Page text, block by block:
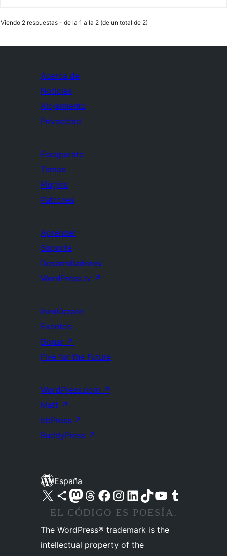
Viendo 2 respuestas - de la 1 a la 2 (de un total de 2)
Acerca de
Noticias
Alojamiento
Privacidad
Escaparate
Temas
Plugins
Patrones
Aprender
Soporte
Desarrolladores
WordPress.tv ↗
Involúcrate
Eventos
Donar ↗
Five for the Future
WordPress.com ↗
Matt ↗
bbPress ↗
BuddyPress ↗
España
Visita nuestra cuenta de X (anteriormente Twitter)
Visita nuestra cuenta de Bluesky
Visita nuestra cuenta de Mastodon
Visita nuestra cuenta de Threads
Visita nuestra página de Facebook
Visita nuestra cuenta de Instagram
Visita nuestra cuenta de LinkedIn
Visita nuestra cuenta de TikTok
Visita nuestro canal de YouTube
Visita nuestra cuenta de Tumblr
EL CÓDIGO ES POESÍA.
The WordPress® trademark is the
intellectual property of the